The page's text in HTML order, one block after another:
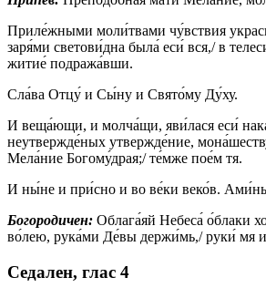
Приле́жными моли́твами чу́вствия
заря́ми светови́дна была́ еси́ вся,/ в
житие́ подража́вши.
Сла́ва Отцу́ и Сы́ну и Свято́му Ду́ху.
И веща́ющи, и молча́щи, яви́лася еси́
неутвержде́ных утвержде́ние,
Мела́ние Богому́драя;/ те́мже пое́м тя.
И ны́не и при́сно и во ве́ки веко́в.
Богородичен: Облага́яй Небеса́ о́блаки
во́лею, рука́ми Де́вы держи́мь,/ руки́ мя
Седален, глас 4